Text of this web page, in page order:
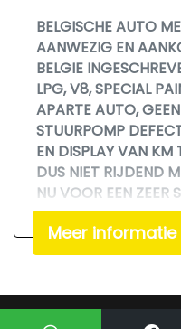
Trekhaak
Boordcomputer
Cruise control
BELGISCHE AUTO
AANWEZIG EN
BELGIE
LPG, V8, SPECIAL
APARTE AUTO,
STUURPOMP
EN DISPLAY VAN KM
DUS NIET RIJDEND
NU VOOR EEN ZEER
MEENEEMPRIJS ZO
LAATSTE PRIJS EN
HEEFT GEEN
Meer informatie